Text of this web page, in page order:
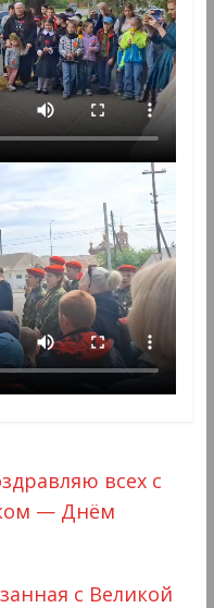
всех с
— Днём
с Великой